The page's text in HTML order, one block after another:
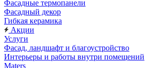
Фасадные термопанели
Фасадный декор
Гибкая керамика
Акции
Услуги
Фасад, ландшафт и благоустройство
Интерьеры и работы внутри помещений
Maters